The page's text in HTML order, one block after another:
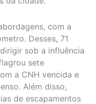
com a
Desses, 71
sob a influência
sete
a CNH vencida e
Além disso,
de escapamentos